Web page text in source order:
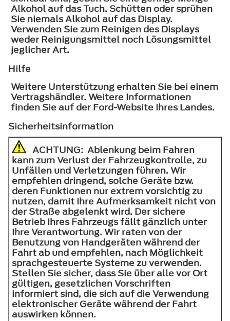
Alkohol auf das Tuch. Schütten oder sprühen
Sie niemals Alkohol auf das Display.
Verwenden Sie zum Reinigen des Displays
weder Reinigungsmittel noch Lösungsmittel
jeglicher Art.
Hilfe
Weitere Unterstützung erhalten Sie bei einem
Vertragshändler. Weitere Informationen
finden Sie auf der Ford-Website Ihres Landes.
Sicherheitsinformation
ACHTUNG: Ablenkung beim Fahren
kann zum Verlust der Fahrzeugkontrolle, zu
Unfällen und Verletzungen führen. Wir
empfehlen dringend, solche Geräte bzw.
deren Funktionen nur extrem vorsichtig zu
nutzen, damit Ihre Aufmerksamkeit nicht von
der Straße abgelenkt wird. Der sichere
Betrieb Ihres Fahrzeugs fällt gänzlich unter
Ihre Verantwortung. Wir raten von der
Benutzung von Handgeräten während der
Fahrt ab und empfehlen, nach Möglichkeit
sprachgesteuerte Systeme zu verwenden.
Stellen Sie sicher, dass Sie über alle vor Ort
gültigen, gesetzlichen Vorschriften
informiert sind, die sich auf die Verwendung
elektronischer Geräte während der Fahrt
auswirken können.